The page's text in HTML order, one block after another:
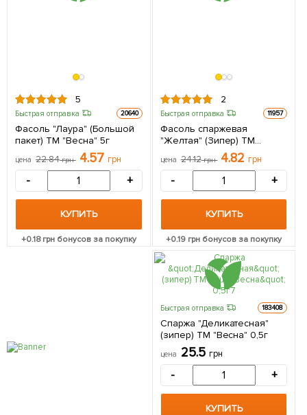
5
Быстрая отправка 20640
Фасоль "Лаура" (Большой
пакет) ТМ "Весна" 5г
цена 22.84грн 4.57 грн
- +
КУПИТЬ
+0.18грн бонусов за покупку
2
Быстрая отправка 11957
Фасоль спаржевая
"Желтая" (Зипер) ТМ
цена 24.12грн 4.82 грн
- +
КУПИТЬ
+0.19 грн бонусов за покупку
Быстрая отправка 183408
Спаржа "Деликатесная"
(зипер) ТМ "Весна" 0,5г
цена 25.5 грн
- +
КУПИТЬ